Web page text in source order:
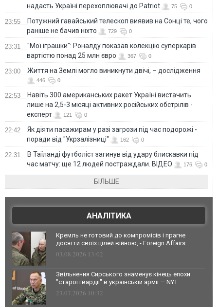
надасть Україні перехоплювачі до Patriot 75 0
23:55
Потужний гавайський телескоп виявив на Сонці те, чого
раніше не бачив ніхто
729 0
23:31
"Мої іграшки": Роналду показав колекцію суперкарів
вартістю понад 25 млн євро
367 0
23:00 Життя на Землі могло виникнути двічі, – дослідження
446 0
22:53
Навіть 300 американських ракет Україні вистачить
лише на 2,5-3 місяці активних російських обстрілів -
експерт
121 0
22:42
Як діяти пасажирам у разі загрози під час подорожі -
поради від "Укрзалізниці"
162 0
22:31
В Таїланді футболіст загинув від удару блискавки під
час матчу: ще 12 людей постраждали. ВІДЕО
176 0
БІЛЬШЕ
АНАЛІТИКА
Кремль не готовий до компромісів і прагне
досягти своїх цілей війною, - Foreign Affairs
03.08.2026 13:02
Звільнення Сирського знаменує кінець епохи
"старої гвардії" в українській армії — NYT
23.07.2026 10:32